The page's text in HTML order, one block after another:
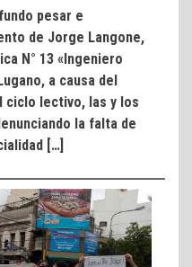
pesar e
de Jorge Langone,
N° 13 «Ingeniero
a causa del
ciclo lectivo, las y los
la falta de
[…]